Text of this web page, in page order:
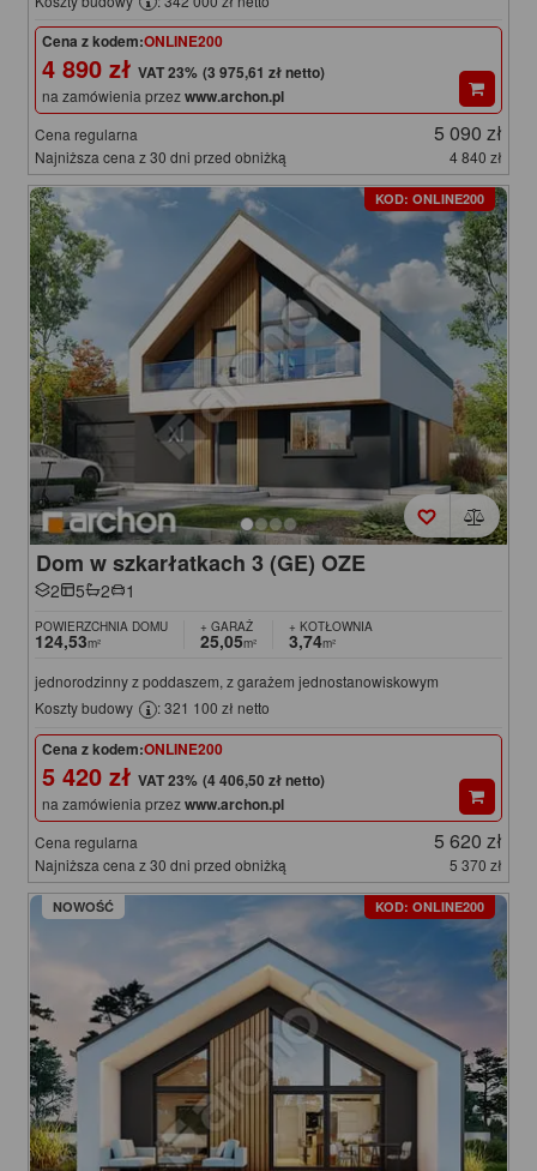
Cena z kodem:ONLINE200
4 890 zł (3 975,61 zł netto)
na zamówienia przezwww.archon.pl
Cena regularna 5 090 zł
Najniższa cena z 30 dni przed obniżką 4 840 zł
KOD: ONLINE200
Dom w szkarłatkach 3 (GE) OZE
2 5 2 1
POWIERZCHNIA DOMU
124,53m²
+ GARAŻ
25,05m²
+ KOTŁOWNIA
3,74m²
jednorodzinny z poddaszem, z garażem jednostanowiskowym
Koszty budowy
: 321 100 zł netto
Cena z kodem:ONLINE200
5 420 zł (4 406,50 zł netto)
na zamówienia przezwww.archon.pl
Cena regularna 5 620 zł
Najniższa cena z 30 dni przed obniżką 5 370 zł
NOWOŚĆ KOD: ONLINE200